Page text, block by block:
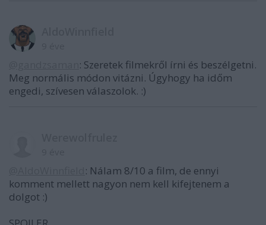
: Szeretek filmekről írni és beszélgetni.
Meg normális módon vitázni. Úgyhogy ha időm
engedi, szívesen válaszolok. :)
: Nálam 8/10 a film, de ennyi
komment mellett nagyon nem kell kifejtenem a
dolgot :)